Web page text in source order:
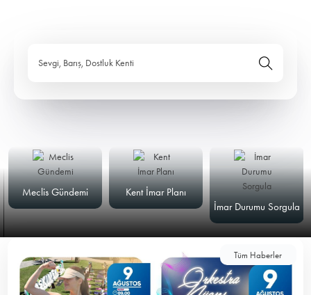
Sevgi, Barış, Dostluk Kenti
Meclis Gündemi
Kent İmar Planı
İmar Durumu Sorgula
Tüm Haberler